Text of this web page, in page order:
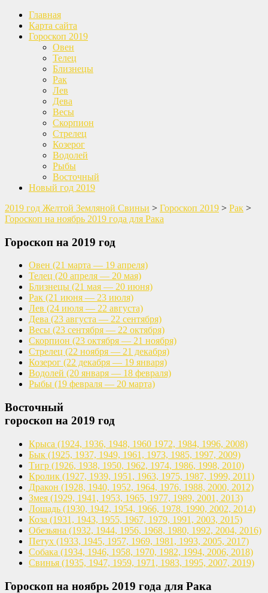
Главная
Карта сайта
Гороскоп 2019
Овен
Телец
Близнецы
Рак
Лев
Дева
Весы
Скорпион
Стрелец
Козерог
Водолей
Рыбы
Восточный
Новый год 2019
2019 год Желтой Земляной Свиньи > Гороскоп 2019 > Рак >
Гороскоп на ноябрь 2019 года для Рака
Гороскоп на 2019 год
Овен (21 марта — 19 апреля)
Телец (20 апреля — 20 мая)
Близнецы (21 мая — 20 июня)
Рак (21 июня — 23 июля)
Лев (24 июля — 22 августа)
Дева (23 августа — 22 сентября)
Весы (23 сентября — 22 октября)
Скорпион (23 октября — 21 ноября)
Стрелец (22 ноября — 21 декабря)
Козерог (22 декабря — 19 января)
Водолей (20 января — 18 февраля)
Рыбы (19 февраля — 20 марта)
Восточный
гороскоп на 2019 год
Крыса (1924, 1936, 1948, 1960 1972, 1984, 1996, 2008)
Бык (1925, 1937, 1949, 1961, 1973, 1985, 1997, 2009)
Тигр (1926, 1938, 1950, 1962, 1974, 1986, 1998, 2010)
Кролик (1927, 1939, 1951, 1963, 1975, 1987, 1999, 2011)
Дракон (1928, 1940, 1952, 1964, 1976, 1988, 2000, 2012)
Змея (1929, 1941, 1953, 1965, 1977, 1989, 2001, 2013)
Лошадь (1930, 1942, 1954, 1966, 1978, 1990, 2002, 2014)
Коза (1931, 1943, 1955, 1967, 1979, 1991, 2003, 2015)
Обезьяна (1932, 1944, 1956, 1968, 1980, 1992, 2004, 2016)
Петух (1933, 1945, 1957, 1969, 1981, 1993, 2005, 2017)
Собака (1934, 1946, 1958, 1970, 1982, 1994, 2006, 2018)
Свинья (1935, 1947, 1959, 1971, 1983, 1995, 2007, 2019)
Гороскоп на ноябрь 2019 года для Рака